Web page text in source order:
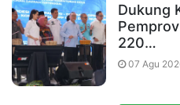
Dukung
220…
07 Agu